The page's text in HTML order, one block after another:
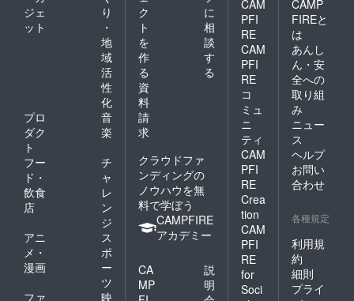
ジェ
ット
り
・
地
域
活
性
化
プロ
ダク
ト
音
楽
フー
ド・
飲食
店
チ
ャ
レ
ン
ジ
アニ
メ・
漫画
ス
ポ
ー
ツ
ファ
映
ク
ト
を
作
る
に
相
談
す
る
資
料
請
求
クラウドファ
ンディングの
ノウハウを無
料で学ぼう
CAMPFIRE
アカデミー
CA
MP
説
明
CAM
PFI
RE
CAM
PFI
RE
コ
ミュ
ニ
ティ
CAM
PFI
RE
Crea
tion
CAM
PFI
RE
for
Soci
CAMP
FIREと
は
あんし
ん・安
全への
取り組
み
ニュー
ス
ヘルプ
お問い
合わせ
各種規定
利用規
約
細則
プライ